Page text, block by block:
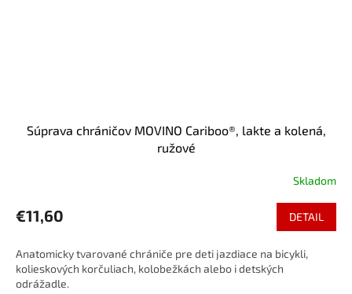
Súprava chráničov MOVINO Cariboo®, lakte a kolená,
ružové
Skladom
€11,60 DETAIL
Anatomicky tvarované chrániče pre deti jazdiace na bicykli,
kolieskových korčuliach, kolobežkách alebo i detských
odrážadle.